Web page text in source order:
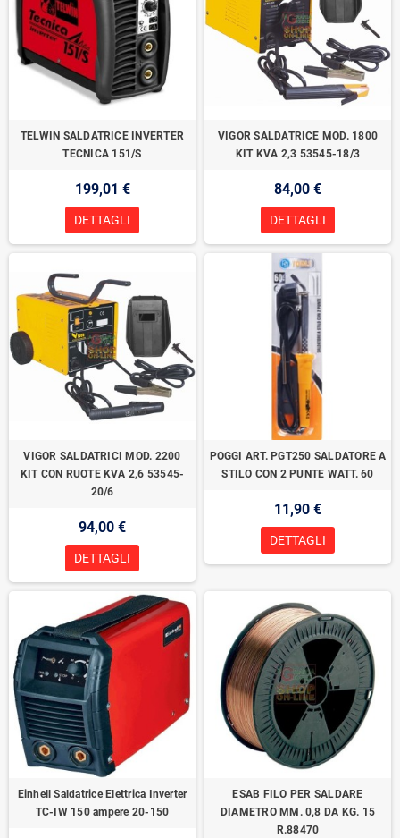
TELWIN SALDATRICE INVERTER
TECNICA 151/S
199,01 €
DETTAGLI
VIGOR SALDATRICE MOD. 1800
KIT KVA 2,3 53545-18/3
84,00 €
DETTAGLI
VIGOR SALDATRICI MOD. 2200
KIT CON RUOTE KVA 2,6 53545-
20/6
94,00 €
DETTAGLI
POGGI ART. PGT250 SALDATORE A
STILO CON 2 PUNTE WATT. 60
11,90 €
DETTAGLI
Einhell Saldatrice Elettrica Inverter
TC-IW 150 ampere 20-150
ESAB FILO PER SALDARE
DIAMETRO MM. 0,8 DA KG. 15
R.88470